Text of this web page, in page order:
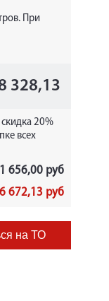
При
328,13
20%
всех
1 656,00 руб
672,13 руб
на ТО